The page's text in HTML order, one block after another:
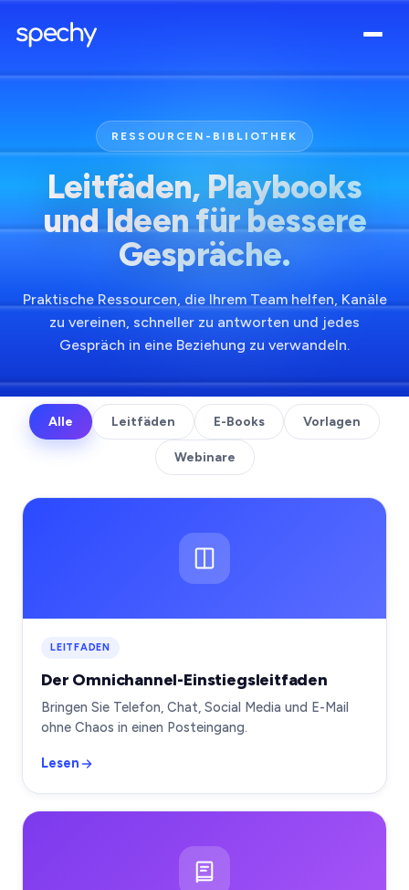
RESSOURCEN-BIBLIOTHEK
Leitfäden, Playbooks
und Ideen für bessere
Gespräche.
Praktische Ressourcen, die Ihrem Team helfen, Kanäle
zu vereinen, schneller zu antworten und jedes
Gespräch in eine Beziehung zu verwandeln.
Alle Leitfäden E-Books Vorlagen
Webinare
LEITFADEN
Der Omnichannel-Einstiegsleitfaden
Bringen Sie Telefon, Chat, Social Media und E-Mail
ohne Chaos in einen Posteingang.
Lesen